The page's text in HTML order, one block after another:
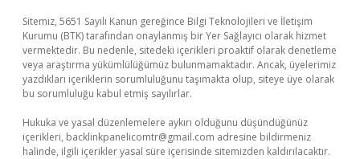
Sitemiz, 5651 Sayılı Kanun gereğince Bilgi Teknolojileri ve İletişim
Kurumu (BTK) tarafından onaylanmış bir Yer Sağlayıcı olarak hizmet
vermektedir. Bu nedenle, sitedeki içerikleri proaktif olarak denetleme
veya araştırma yükümlülüğümüz bulunmamaktadır. Ancak, üyelerimiz
yazdıkları içeriklerin sorumluluğunu taşımakta olup, siteye üye olarak
bu sorumluluğu kabul etmiş sayılırlar.
Hukuka ve yasal düzenlemelere aykırı olduğunu düşündüğünüz
içerikleri, backlinkpanelicomtr@gmail.com adresine bildirmeniz
halinde, ilgili içerikler yasal süre içerisinde sitemizden kaldırılacaktır.